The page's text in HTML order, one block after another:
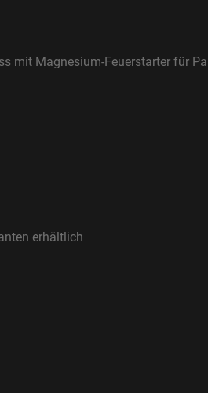
mit Magnesium-Feuerstarter für
erhältlich